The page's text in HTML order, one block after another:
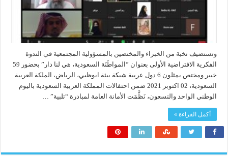
وتستضيف نخبة من الخبراء والمختصين بالمسؤولية المجتمعية في الندوة
الفكرية الافتراضية الأولى بعنوان “المواطَنَة السعودية، هي لنا دار” بحضور 59
خبير ومختص يمثلون 6 دول عربية شبكة بيئة ابوظبي، الرياض، الملكة العربية
السعودية، 02 اكتوبر 2021 ضمن احتفالات المملكة العربية السعودية باليوم
الوطني الواحد والتسعون، نَظَّمَت الأمانة العامة لمبادرة “تلبية” …
أكمل القراءة »